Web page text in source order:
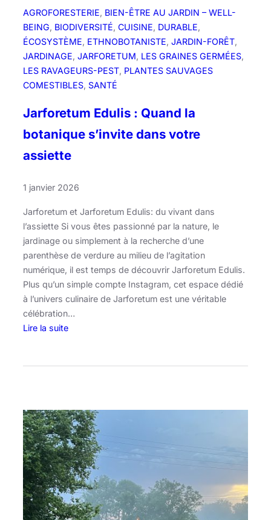
g
é
t
a
e
AGROFORESTERIE, BIEN-ÊTRE AU JARDIN – WELL-
BEING, BIODIVERSITÉ, CUISINE, DURABLE
ÉCOSYSTÈME, ETHNOBOTANISTE, JARDIN-FORÊT
JARDINAGE, JARFORETUM, LES GRAINES GERMÉES
LES RAVAGEURS-PEST, PLANTES SAUVAGES
COMESTIBLES, SANTÉ
Jarforetum Edulis : Quand la
botanique s’invite dans votre
assiette
1 janvier 2026
Jarforetum et Jarforetum Edulis: du vivant dans
l’assiette Si vous êtes passionné par la nature, le
jardinage ou simplement à la recherche d’une
parenthèse de verdure au milieu de l’agitation
numérique, il est temps de découvrir Jarforetum Edulis.
Plus qu’un simple compte Instagram, cet espace dédié
à l’univers culinaire de Jarforetum est une véritable
célébration…
Lire la suite
o
r
e
t
u
m
E
d